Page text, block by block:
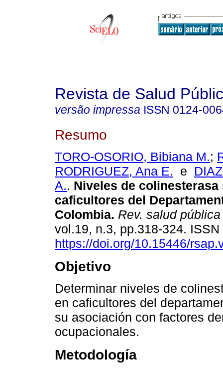
Revista de Salud
versão impressa ISSN 0124-
Resumo
TORO-OSORIO, Bibiana M.;
RODRIGUEZ, Ana E. e
A.. Niveles de colinesterasa
caficultores del
Colombia. Rev. salud pública
vol.19, n.3, pp.318-324.
https://doi.org/10.15446/
Objetivo
Determinar niveles de
en caficultores del
su asociación con factores
ocupacionales.
Metodología